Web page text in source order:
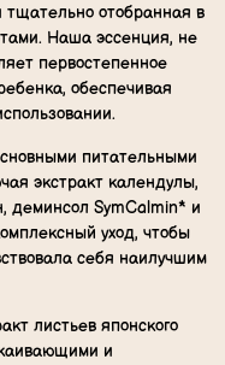
отобранная в
Наша эссенция, не
первостепенное
обеспечивая
питательными
экстракт календулы,
деминсол SymCalmin* и
уход, чтобы
себя наилучшим
листьев японского
и